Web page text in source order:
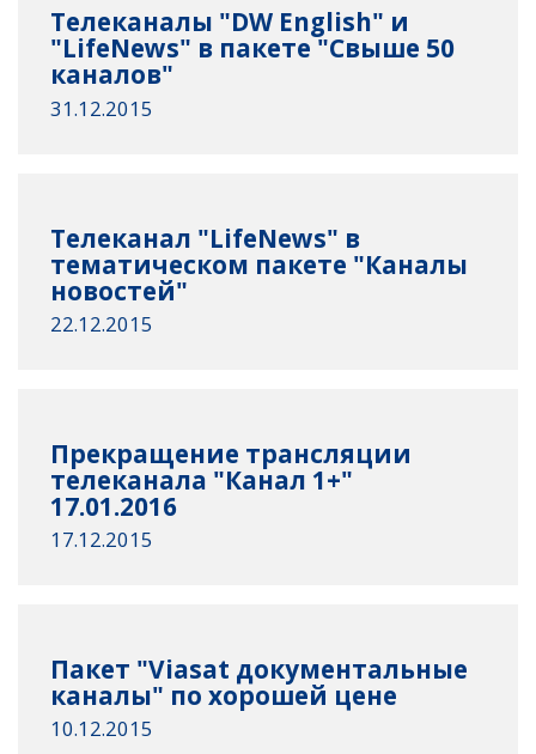
Телеканалы "DW English" и
"LifeNews" в пакете "Свыше 50
каналов"
31.12.2015
Телеканал "LifeNews" в
тематическом пакете "Каналы
новостей"
22.12.2015
Прекращение трансляции
телеканала "Канал 1+"
17.01.2016
17.12.2015
Пакет "Viasat документальные
каналы" по хорошей цене
10.12.2015